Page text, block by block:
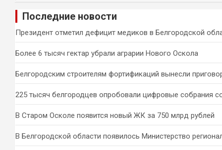
и
Последние новости
Президент отметил дефицит медиков в Белгородской
Более 6 тысяч гектар убрали аграрии Нового Оскола
Белгородским строителям фортификаций вынесли
225 тысяч белгородцев опробовали цифровые собрания
В Старом Осколе появится новый ЖК за 750 млрд рублей
В Белгородской области появилось Министерство